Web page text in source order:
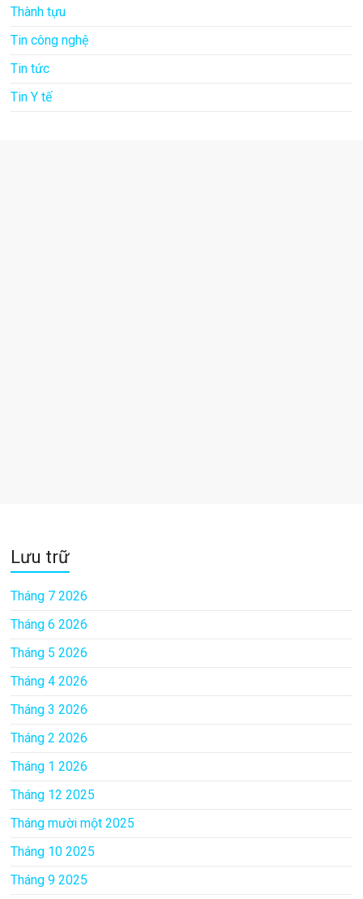
Thành tựu
Tin công nghệ
Tin tức
Tin Y tế
Lưu trữ
Tháng 7 2026
Tháng 6 2026
Tháng 5 2026
Tháng 4 2026
Tháng 3 2026
Tháng 2 2026
Tháng 1 2026
Tháng 12 2025
Tháng mười một 2025
Tháng 10 2025
Tháng 9 2025